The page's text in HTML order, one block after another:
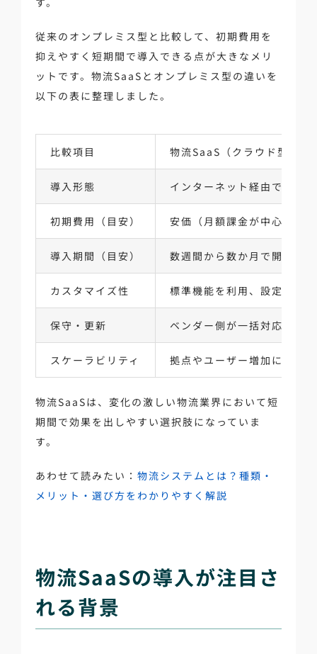
従来のオンプレミス型と比較して、初期費用を
抑えやすく短期間で導入できる点が大きなメリ
ットです。物流SaaSとオンプレミス型の違いを
以下の表に整理しました。
比較項目 物流SaaS（クラウド型）
導入形態 インターネット経由で利用
初期費用（目安） 安価（月額課金が中心）
導入期間（目安） 数週間から数か月で開始し
カスタマイズ性 標準機能を利用、設定で対応
保守・更新 ベンダー側が一括対応
スケーラビリティ 拠点やユーザー増加に柔軟
物流SaaSは、変化の激しい物流業界において短
期間で効果を出しやすい選択肢になっていま
す。
あわせて読みたい： 物流システムとは？種類・
メリット・選び方をわかりやすく解説
物流SaaSの導入が注目さ
れる背景